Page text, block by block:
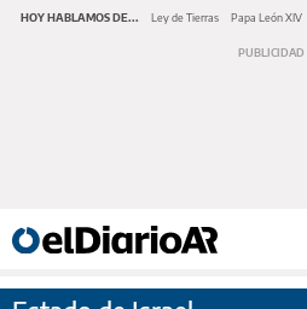
HOY HABLAMOS DE... Ley de Tierras Papa León XIV